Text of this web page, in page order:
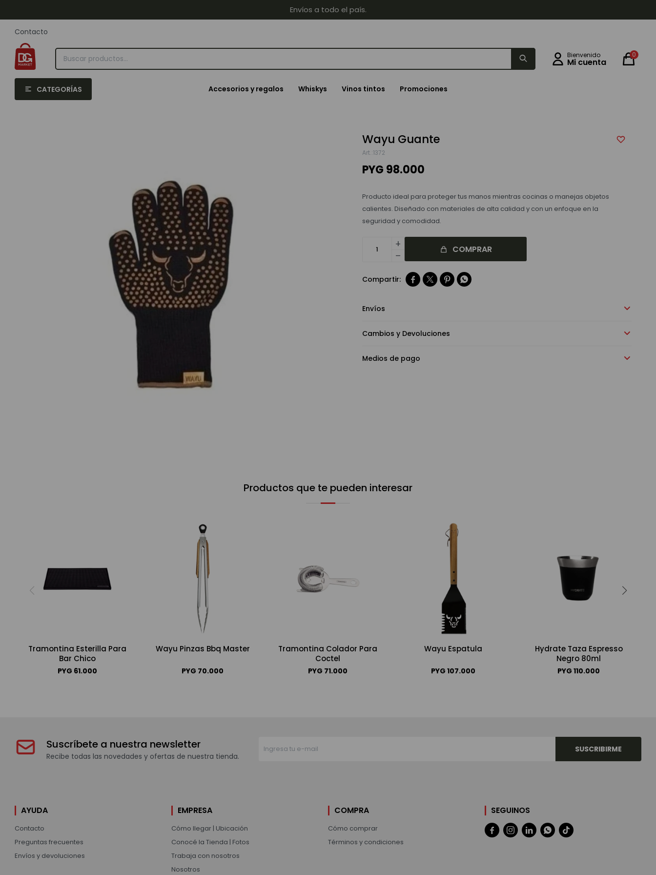
Envíos a todo el país.
CATEGORÍAS Accesorios y regalos Whiskys Vinos tintos Promociones
0
Contacto
Wayu Guante
1372
PYG 98.000
Producto ideal para proteger tus manos mientras cocinas o manejas objetos
calientes. Diseñado con materiales de alta calidad y con un enfoque en la
seguridad y comodidad.
add
remove
COMPRAR
   
Envíos
Cambios y Devoluciones
Medios de pago
Productos que te pueden interesar
Tramontina Esterilla Para
Bar Chico
PYG 61.000
Wayu Pinzas Bbq Master
PYG 70.000
Tramontina Colador Para
Coctel
PYG 71.000
Wayu Espatula
PYG 107.000
Hydrate Taza Espresso
Negro 80ml
PYG 110.000
Suscríbete a nuestra newsletter
Recibe todas las novedades y ofertas de nuestra tienda.
SUSCRIBIRME
AYUDA
Contacto
Preguntas frecuentes
Envíos y devoluciones
EMPRESA
Cómo llegar | Ubicación
Conocé la Tienda | Fotos
Trabaja con nosotros
Nosotros
COMPRA
Cómo comprar
Términos y condiciones
SEGUINOS
    